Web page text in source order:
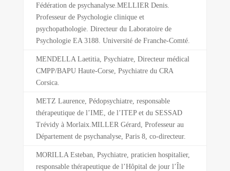
Fédération de psychanalyse.MELLIER Denis.
Professeur de Psychologie clinique et
psychopathologie. Directeur du Laboratoire de
Psychologie EA 3188. Université de Franche-Comté.
MENDELLA Laetitia, Psychiatre, Directeur médical
CMPP/BAPU Haute-Corse, Psychiatre du CRA
Corsica.
METZ Laurence, Pédopsychiatre, responsable
thérapeutique de l’IME, de l’ITEP et du SESSAD
Trévidy à Morlaix.MILLER Gérard, Professeur au
Département de psychanalyse, Paris 8, co-directeur.
MORILLA Esteban, Psychiatre, praticien hospitalier,
responsable thérapeutique de l’Hôpital de jour l’Île